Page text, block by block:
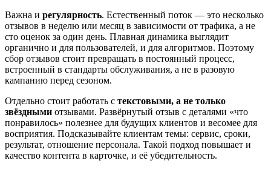
Важна и регулярность. Естественный поток — это несколько
отзывов в неделю или месяц в зависимости от трафика, а не
сто оценок за один день. Плавная динамика выглядит
органично и для пользователей, и для алгоритмов. Поэтому
сбор отзывов стоит превращать в постоянный процесс,
встроенный в стандарты обслуживания, а не в разовую
кампанию перед сезоном.
Отдельно стоит работать с текстовыми, а не только
звёздными отзывами. Развёрнутый отзыв с деталями «что
понравилось» полезнее для будущих клиентов и весомее для
восприятия. Подсказывайте клиентам темы: сервис, сроки,
результат, отношение персонала. Такой подход повышает и
качество контента в карточке, и её убедительность.